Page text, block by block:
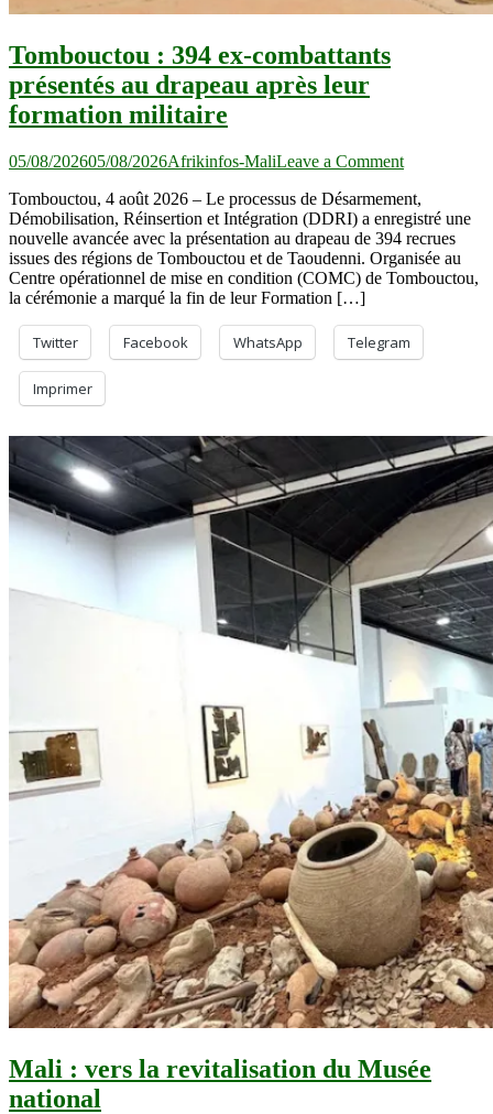
Tombouctou : 394 ex-combattants
présentés au drapeau après leur
formation militaire
05/08/202605/08/2026Afrikinfos-MaliLeave a Commenton
:
394
ex-
combattants
présentés
après
leur
Tombouctou, 4 août 2026 – Le processus de Désarmement,
Démobilisation, Réinsertion et Intégration (DDRI) a enregistré une
nouvelle avancée avec la présentation au drapeau de 394 recrues
issues des régions de Tombouctou et de Taoudenni. Organisée au
Centre opérationnel de mise en condition (COMC) de Tombouctou,
la cérémonie a marqué la fin de leur Formation […]
Twitter Facebook WhatsApp Telegram
Imprimer
Mali : vers la revitalisation du Musée
national